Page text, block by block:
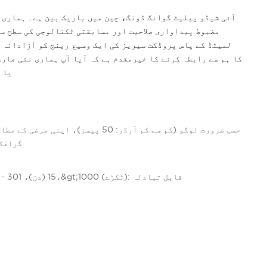
مضبوط پیداواری صلاحیت اور مسابقتی ٹکنالوجی کی
لمیٹڈ کے پاس پروڈکٹ سیریز کی ایک وسیع رینج کو
کا ہم سے رابطہ کرنے کا خیرمقدم ہے کہ آیا آپ ہماری نئی
گرافک
1 - 300 (ٹکڑے): 15 (دن)، 301 - 1000 (ٹکڑے): 25 (دن)،&gt;1000 (ٹکڑے): قابل تبادلہ